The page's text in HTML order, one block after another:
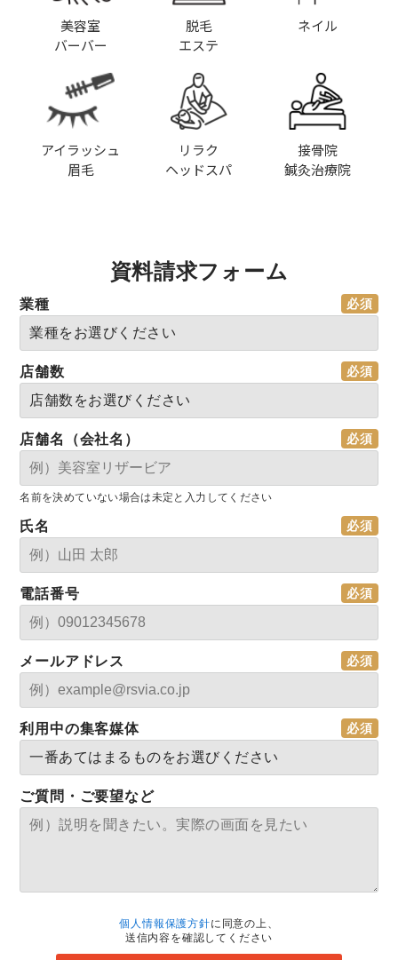
美容室
バーバー
脱毛
エステ
ネイル
アイラッシュ
眉毛
リラク
ヘッドスパ
接骨院
鍼灸治療院
資料請求フォーム
業種
店舗数
店舗名（会社名）
名前を決めていない場合は未定と入力してください
氏名
電話番号
メールアドレス
利用中の集客媒体
ご質問・ご要望など
個人情報保護方針に同意の上、
送信内容を確認してください